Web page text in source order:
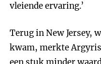
vleiende ervaring.’
Terug in New Jersey,
kwam, merkte